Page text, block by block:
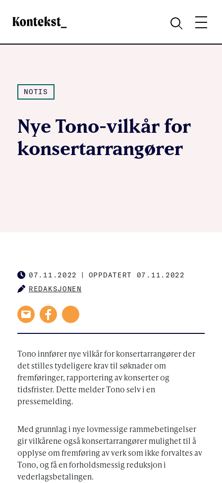
Kontekst
SØKMENY
NOTIS
Nye Tono-vilkår for
konsertarrangører
PUBLISHED
07.11.2022 OPPDATERT 07.11.2022
AUTHOR
REDAKSJONEN
Tono innfører nye vilkår for konsertarrangører der
det stilles tydeligere krav til søknader om
fremføringer, rapportering av konserter og
tidsfrister. Dette melder Tono selv i en
pressemelding.
Med grunnlag i nye lovmessige rammebetingelser
gir vilkårene også konsertarrangører mulighet til å
opplyse om fremføring av verk som ikke forvaltes av
Tono, og få en forholdsmessig reduksjon i
vederlagsbetalingen.